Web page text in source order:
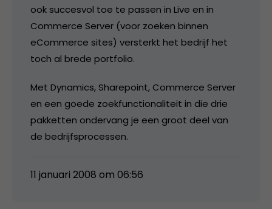
ook succesvol toe te passen in Live en in
Commerce Server (voor zoeken binnen
eCommerce sites) versterkt het bedrijf het
toch al brede portfolio.
Met Dynamics, Sharepoint, Commerce Server
en een goede zoekfunctionaliteit in die drie
pakketten ondervang je een groot deel van
de bedrijfsprocessen.
11 januari 2008 om 06:56